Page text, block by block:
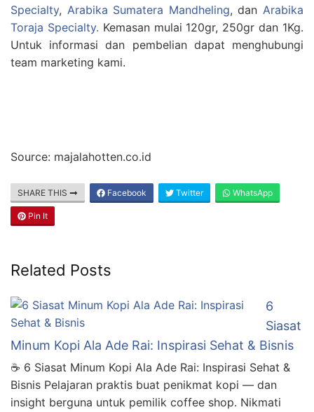
Specialty, Arabika Sumatera Mandheling, danArabika
Toraja Specialty. Kemasan mulai 120gr, 250gr dan 1Kg.
Untuk informasi dan pembelian dapat menghubungi
team marketing kami.
Source: majalahotten.co.id
SHARE THIS Facebook Twitter WhatsApp
Pin It
Related Posts
6
Siasat
Minum Kopi Ala Ade Rai: Inspirasi Sehat & Bisnis
☕ 6 Siasat Minum Kopi Ala Ade Rai: Inspirasi Sehat &
Bisnis Pelajaran praktis buat penikmat kopi — dan
insight berguna untuk pemilik coffee shop. Nikmati